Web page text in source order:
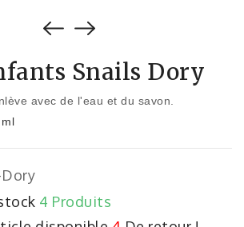
Snails Dory
avec de l'eau et du savon.
4 Produits